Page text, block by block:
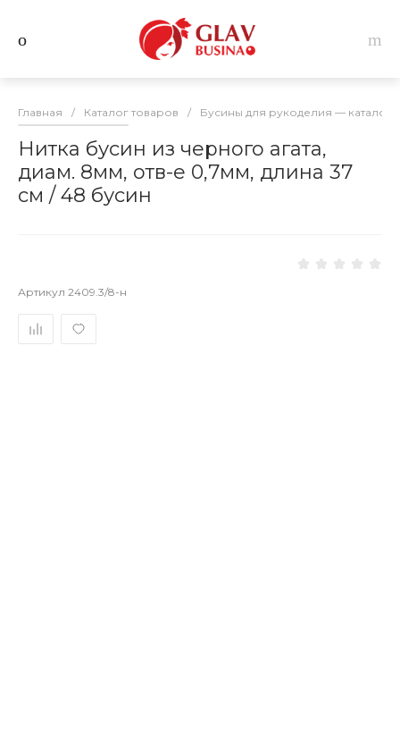
Главная / Каталог товаров / Бусины для рукоделия — каталог
Нитка бусин из черного агата,
диам. 8мм, отв-е 0,7мм, длина 37
см / 48 бусин
Артикул 2409.3/8-н